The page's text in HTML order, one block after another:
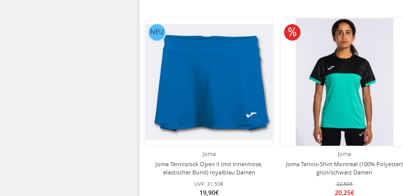
Joma
Joma Tennisrock Open II (mit Innenhose,
elastischer Bund) royalblau Damen
UVP: 31,50€
19,90€
NEU
Joma
Joma Tennis-Shirt Montreal (100% Polyester)
grün/schwarz Damen
22,50€
20,25€
10% reduziert